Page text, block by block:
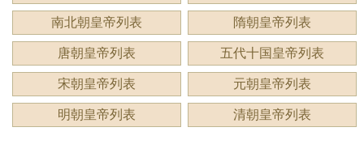
什么？
景象的
生动成
语
用来形
容什
么？
南北朝皇帝列表 隋朝皇帝列表
唐朝皇帝列表 五代十国皇帝列表
宋朝皇帝列表 元朝皇帝列表
明朝皇帝列表 清朝皇帝列表